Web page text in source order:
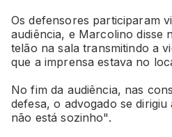
Os defensores participaram
audiência, e Marcolino disse
telão na sala transmitindo a
que a imprensa estava no
No fim da audiência, nas
defesa, o advogado se
não está sozinho".